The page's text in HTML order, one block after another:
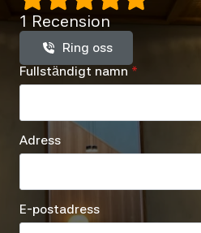
1 Recension
Ring oss
Fullständigt namn *
Adress
E-postadress